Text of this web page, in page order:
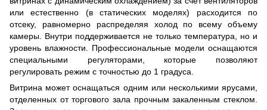
или естественно (в статических моделях) расходится по
отсеку, равномерно распределяя холод по всему объему
камеры. Внутри поддерживается не только температура, но и
уровень влажности. Профессиональные модели оснащаются
специальными регуляторами, которые позволяют
регулировать режим с точностью до 1 градуса.
Витрина может оснащаться одним или несколькими ярусами,
отделенных от торгового зала прочным закаленным стеклом.